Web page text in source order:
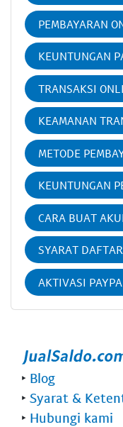
PEMBAYARAN
KEUNTUNGAN
TRANSAKSI
KEAMANAN
METODE
KEUNTUNGAN
CARA BUAT
SYARAT
AKTIVASI
‣ Blog
‣ Syarat &
‣ Hubungi kami